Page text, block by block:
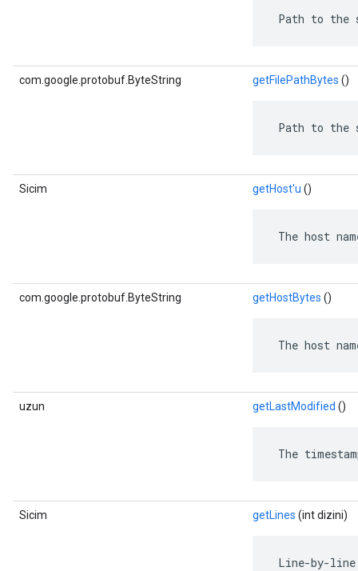
Path to the
com.google.protobuf.ByteString getFilePathBytes ()
Path to the
Sicim getHost'u ()
The host
com.google.protobuf.ByteString getHostBytes ()
The host
uzun getLastModified ()
The
Sicim getLines (int dizini)
Line-by-